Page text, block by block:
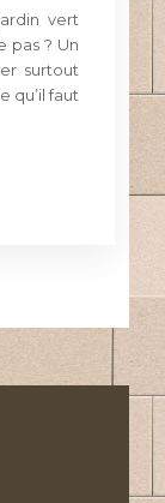
vert
pas ? Un
surtout
qu’il faut